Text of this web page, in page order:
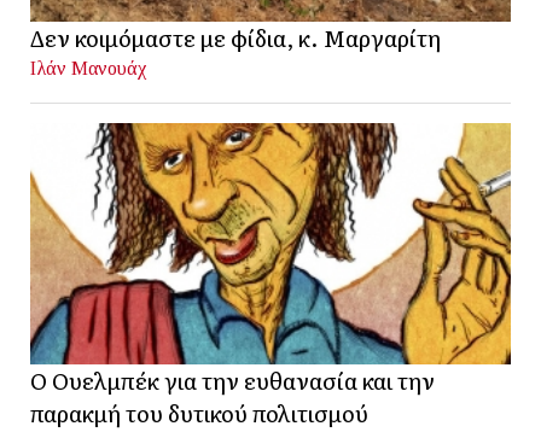
Δεν κοιμόμαστε με φίδια, κ. Μαργαρίτη
Ιλάν Μανουάχ
Ο Ουελμπέκ για την ευθανασία και την
παρακμή του δυτικού πολιτισμού